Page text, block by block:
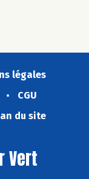
légales
CGU
du site
Vert